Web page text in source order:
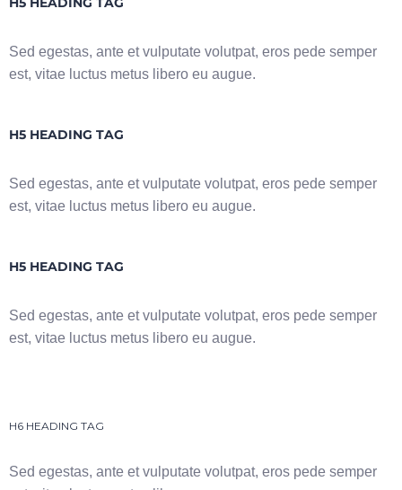
Sed egestas, ante et vulputate volutpat, eros pede semper
est, vitae luctus metus libero eu augue.
H5 HEADING TAG
Sed egestas, ante et vulputate volutpat, eros pede semper
est, vitae luctus metus libero eu augue.
H5 HEADING TAG
Sed egestas, ante et vulputate volutpat, eros pede semper
est, vitae luctus metus libero eu augue.
H6 HEADING TAG
Sed egestas, ante et vulputate volutpat, eros pede semper